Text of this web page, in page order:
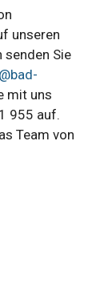
unseren
senden Sie
mit uns
955 auf.
Team von